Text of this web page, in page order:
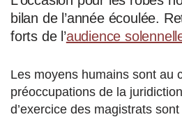
bilan de l’année écoulée.
forts de l’audience
Les moyens humains sont au
préoccupations de la
d’exercice des magistrats